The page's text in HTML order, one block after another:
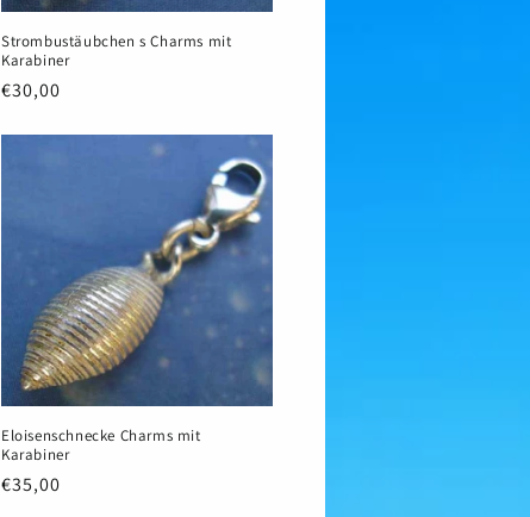
Strombustäubchen s Charms mit
Karabiner
Normaler
€30,00
Eloisenschnecke Charms mit
Karabiner
Normaler
€35,00